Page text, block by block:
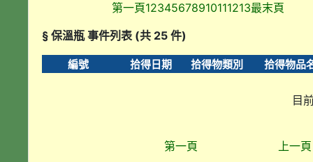
第一頁12345678910111213最末頁
§ 保溫瓶 事件列表 (共 25 件)
編號 拾得日期 拾得物類別 拾得物品
目
第一頁 上一頁